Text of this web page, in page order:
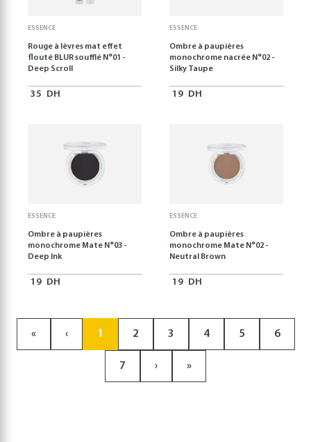
ESSENCE
Rouge à lèvres mat effet
flouté BLUR soufflé N°01 -
Deep Scroll
35 DH
ESSENCE
Ombre à paupières
monochrome nacrée N°02 -
Silky Taupe
19 DH
ESSENCE
Ombre à paupières
monochrome Mate N°03 -
Deep Ink
19 DH
ESSENCE
Ombre à paupières
monochrome Mate N°02 -
Neutral Brown
19 DH
« ‹ 1 2 3 4 5 6
7 › »